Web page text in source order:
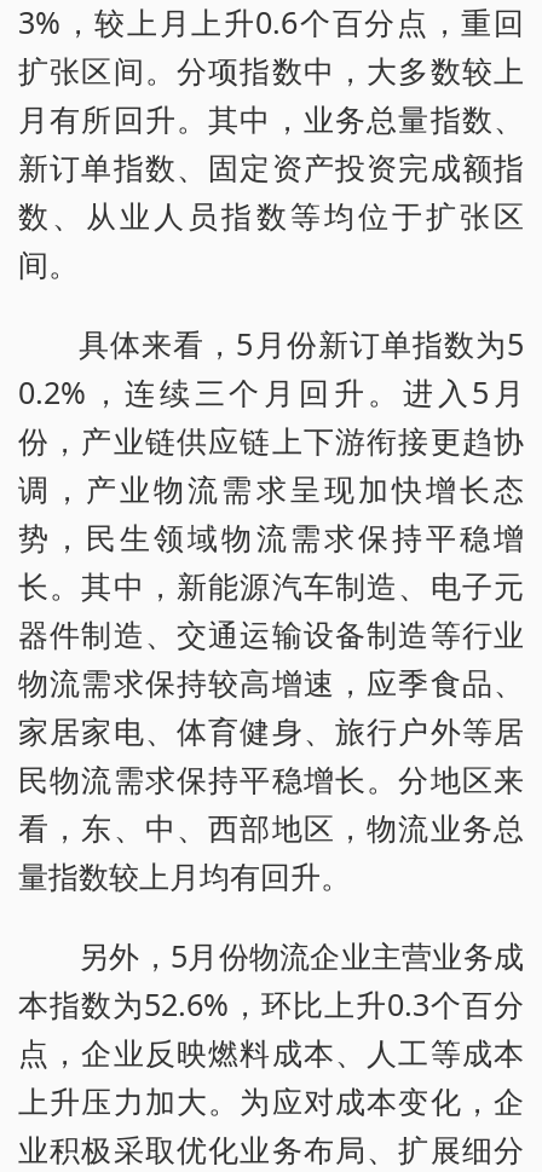
3%，较上月上升0.6个百分点，重回
扩张区间。分项指数中，大多数较上
月有所回升。其中，业务总量指数、
新订单指数、固定资产投资完成额指
数、从业人员指数等均位于扩张区
间。
具体来看，5月份新订单指数为5
0.2%，连续三个月回升。进入5月
份，产业链供应链上下游衔接更趋协
调，产业物流需求呈现加快增长态
势，民生领域物流需求保持平稳增
长。其中，新能源汽车制造、电子元
器件制造、交通运输设备制造等行业
物流需求保持较高增速，应季食品、
家居家电、体育健身、旅行户外等居
民物流需求保持平稳增长。分地区来
看，东、中、西部地区，物流业务总
量指数较上月均有回升。
另外，5月份物流企业主营业务成
本指数为52.6%，环比上升0.3个百分
点，企业反映燃料成本、人工等成本
上升压力加大。为应对成本变化，企
业积极采取优化业务布局、扩展细分